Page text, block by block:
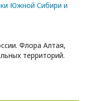
Южной Сибири и
Флора Алтая,
территорий.